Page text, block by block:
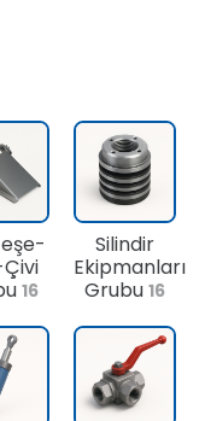
16
Silindir
Ekipmanları
Grubu 16